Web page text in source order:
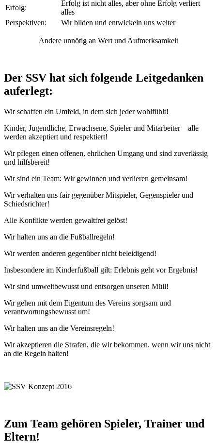
Erfolg:
Erfolg ist nicht alles, aber ohne Erfolg verliert
alles
Perspektiven:
Wir bilden und entwickeln uns weiter
Andere unnötig an Wert und Aufmerksamkeit
Der SSV hat sich folgende Leitgedanken
auferlegt:
Wir schaffen ein Umfeld, in dem sich jeder wohlfühlt!
Kinder, Jugendliche, Erwachsene, Spieler und Mitarbeiter – alle
werden akzeptiert und respektiert!
Wir pflegen einen offenen, ehrlichen Umgang und sind zuverlässig
und hilfsbereit!
Wir sind ein Team: Wir gewinnen und verlieren gemeinsam!
Wir verhalten uns fair gegenüber Mitspieler, Gegenspieler und
Schiedsrichter!
Alle Konflikte werden gewaltfrei gelöst!
Wir halten uns an die Fußballregeln!
Wir werden anderen gegenüber nicht beleidigend!
Insbesondere im Kinderfußball gilt: Erlebnis geht vor Ergebnis!
Wir sind umweltbewusst und entsorgen unseren Müll!
Wir gehen mit dem Eigentum des Vereins sorgsam und
verantwortungsbewusst um!
Wir halten uns an die Vereinsregeln!
Wir akzeptieren die Strafen, die wir bekommen, wenn wir uns nicht
an die Regeln halten!
Zum Team gehören Spieler, Trainer und
Eltern!